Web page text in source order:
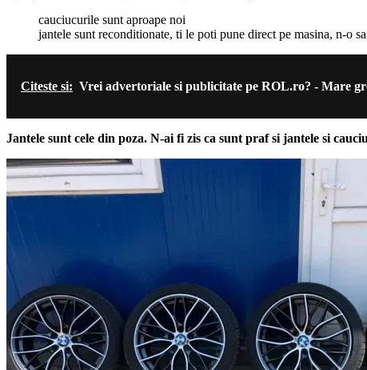
cauciucurile sunt aproape noi
jantele sunt reconditionate, ti le poti pune direct pe masina, n-o
Citeste si: Vrei advertoriale si publicitate pe ROL.ro? - Mare
Jantele sunt cele din poza. N-ai fi zis ca sunt praf si jantele si